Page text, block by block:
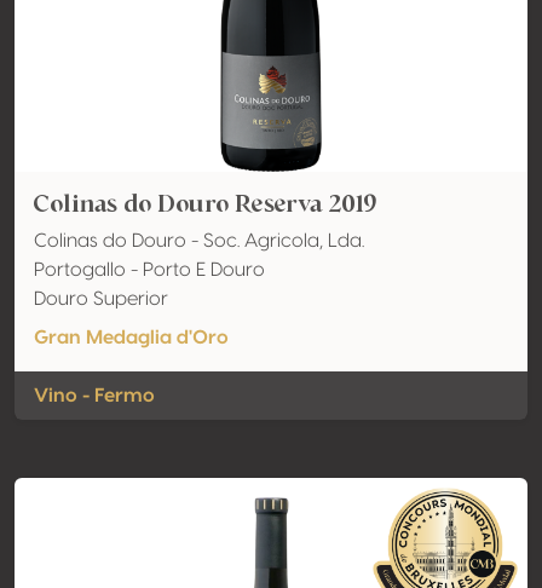
Colinas do Douro Reserva 2019
Colinas do Douro - Soc. Agricola, Lda.
Portogallo - Porto E Douro
Douro Superior
Gran Medaglia d'Oro
Vino - Fermo